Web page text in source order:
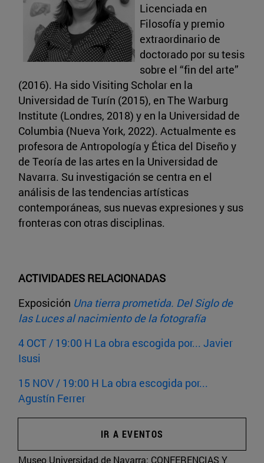
Licenciada en
Filosofía y premio
extraordinario de
doctorado por su tesis
sobre el “fin del arte”
(2016). Ha sido Visiting Scholar en la
Universidad de Turín (2015), en The Warburg
Institute (Londres, 2018) y en la Universidad de
Columbia (Nueva York, 2022). Actualmente es
profesora de Antropología y Ética del Diseño y
de Teoría de las artes en la Universidad de
Navarra. Su investigación se centra en el
análisis de las tendencias artísticas
contemporáneas, sus nuevas expresiones y sus
fronteras con otras disciplinas.
ACTIVIDADES RELACIONADAS
Exposición Una tierra prometida. Del Siglo de
las Luces al nacimiento de la fotografía
4 OCT / 19:00 H La obra escogida por... Javier
Isusi
15 NOV / 19:00 H La obra escogida por...
Agustín Ferrer
IR A EVENTOS
Museo Universidad de Navarra: CONFERENCIAS Y